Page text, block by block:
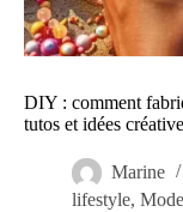
DIY : comment
tutos et idées
Marine
lifestyle,